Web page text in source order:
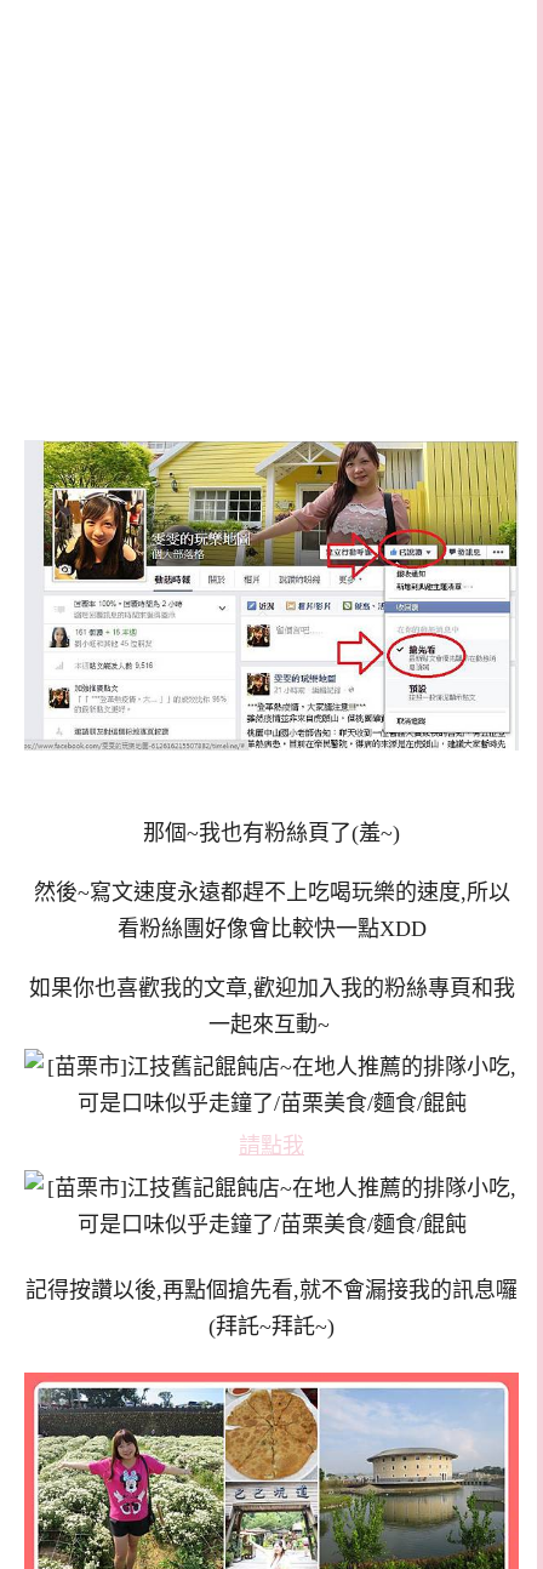
那個~我也有粉絲頁了(羞~)
然後~寫文速度永遠都趕不上吃喝玩樂的速度,所以
看粉絲團好像會比較快一點XDD
如果你也喜歡我的文章,歡迎加入我的粉絲專頁和我
一起來互動~
請點我
記得按讚以後,再點個搶先看,就不會漏接我的訊息囉
(拜託~拜託~)